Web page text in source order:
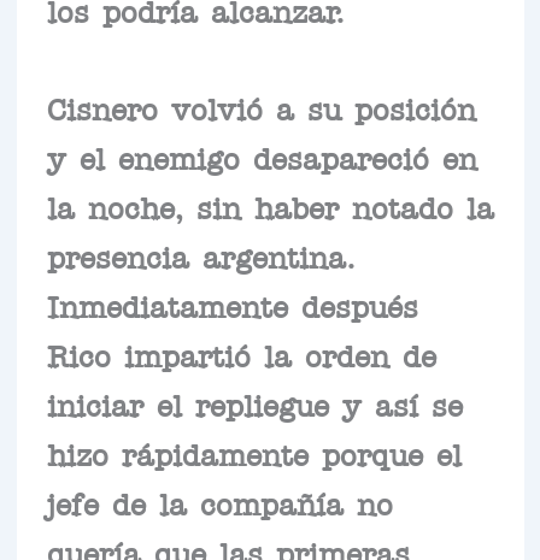
los podría alcanzar.
Cisnero volvió a su posición
y el enemigo desapareció en
la noche, sin haber notado la
presencia argentina.
Inmediatamente después
Rico impartió la orden de
iniciar el repliegue y así se
hizo rápidamente porque el
jefe de la compañía no
quería que las primeras